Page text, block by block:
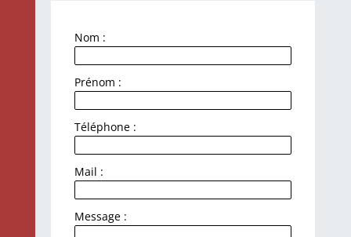
Nom :
Prénom :
Téléphone :
Mail :
Message :